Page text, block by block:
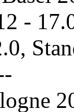
-